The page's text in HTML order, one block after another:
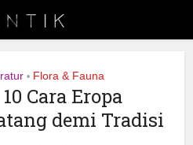
• Flora & Fauna
Cara Eropa
demi Tradisi